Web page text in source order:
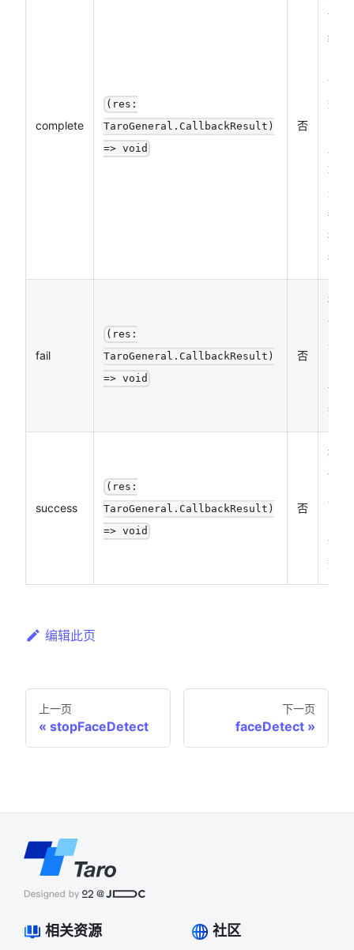
complete
(res:
TaroGeneral.CallbackResult)
=> void
否
调用
结束
调函
数
功、
失败
都会
执
行）
fail
(res:
TaroGeneral.CallbackResult)
=> void
否
接口
调用
失败
调函
数
success
(res:
TaroGeneral.CallbackResult)
=> void
否
接口
调用
调函
数
编辑此页
上一页
stopFaceDetect
下一页
faceDetect
相关资源 社区